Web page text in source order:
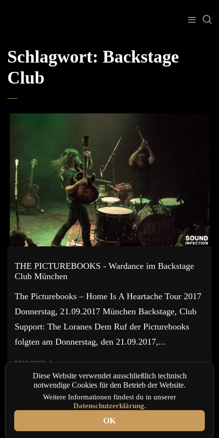
Schlagwort: Backstage
Club
THE PICTUREBOOKS - Wardance im Backstage
Club München
The Picturebooks – Home Is A Heartache Tour 2017
Donnerstag, 21.09.2017 München Backstage, Club
Support: The Loranes Dem Ruf der Picturebooks
folgten am Donnerstag, den 21.09.2017,...
READ MORE
Diese Website verwendet ausschließlich technisch
notwendige Cookies für den Betrieb der Website.
Weitere Informationen findest du in unserer
Datenschutzerklärung.
OK